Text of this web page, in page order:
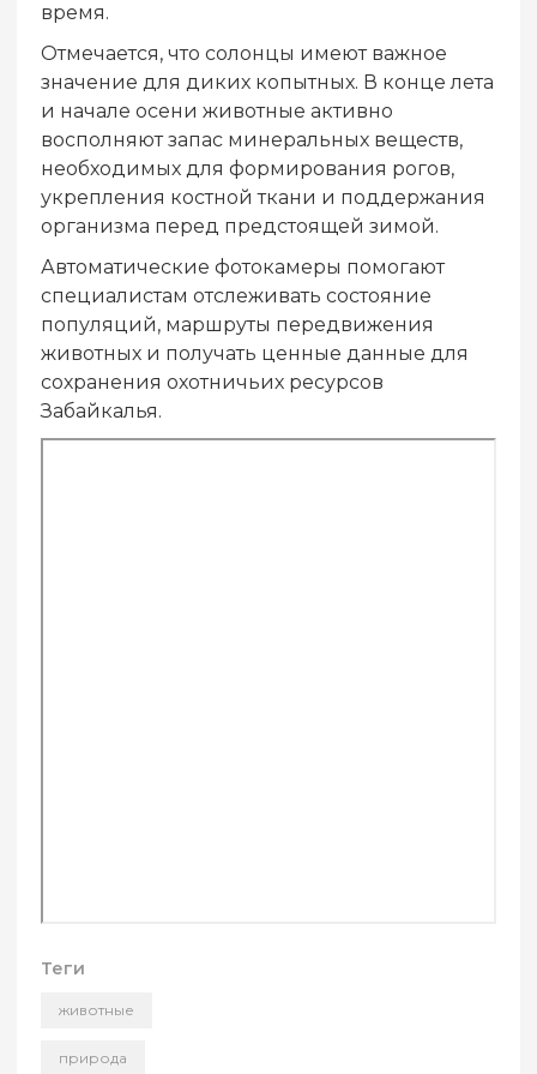
время.
Отмечается, что солонцы имеют важное
значение для диких копытных. В конце лета
и начале осени животные активно
восполняют запас минеральных веществ,
необходимых для формирования рогов,
укрепления костной ткани и поддержания
организма перед предстоящей зимой.
Автоматические фотокамеры помогают
специалистам отслеживать состояние
популяций, маршруты передвижения
животных и получать ценные данные для
сохранения охотничьих ресурсов
Забайкалья.
Теги
животные
природа